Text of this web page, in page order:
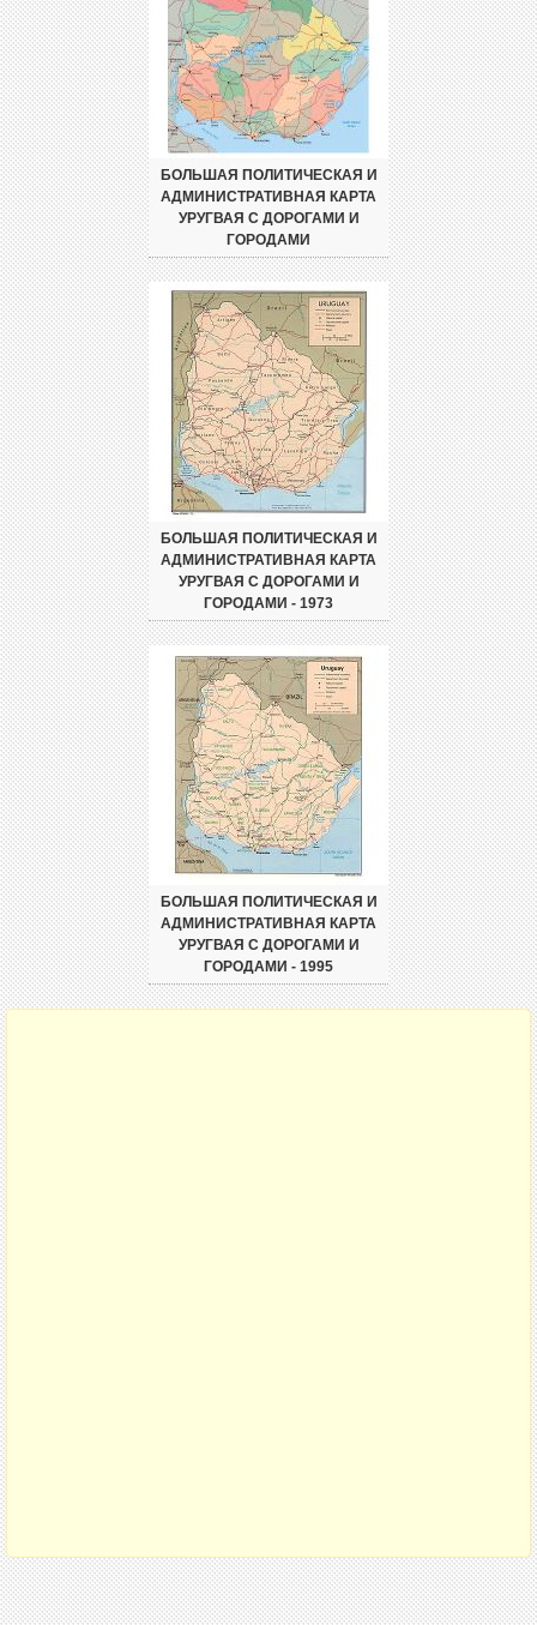
БОЛЬШАЯ ПОЛИТИЧЕСКАЯ И
АДМИНИСТРАТИВНАЯ КАРТА
УРУГВАЯ С ДОРОГАМИ И
ГОРОДАМИ
БОЛЬШАЯ ПОЛИТИЧЕСКАЯ И
АДМИНИСТРАТИВНАЯ КАРТА
УРУГВАЯ С ДОРОГАМИ И
ГОРОДАМИ - 1973
БОЛЬШАЯ ПОЛИТИЧЕСКАЯ И
АДМИНИСТРАТИВНАЯ КАРТА
УРУГВАЯ С ДОРОГАМИ И
ГОРОДАМИ - 1995